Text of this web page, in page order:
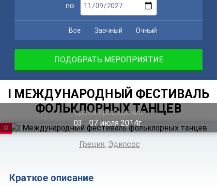
по
Все Заочный Очный
ПОДОБРАТЬ МЕРОПРИЯТИЕ
I МЕЖДУНАРОДНЫЙ ФЕСТИВАЛЬ
ФОЛЬКЛОРНЫХ ТАНЦЕВ
Сроки проведения
03 ‐ 07 июля 2014г.
ФЕСТИВАЛЬ
Греция, Эдипсос
Краткое описание